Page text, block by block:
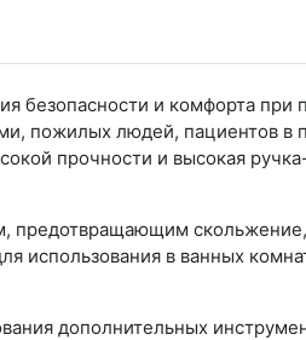
безопасности и комфорта при
пожилых людей, пациентов в
прочности и высокая
предотвращающим
использования в ванных
дополнительных